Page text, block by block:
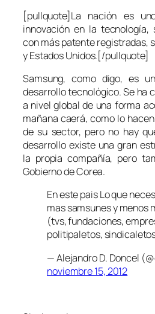
[pullquote]La nación es
innovación en la
con más patente registradas,
y Estados Unidos.[/pullquote]
Samsung, como digo, es
desarrollo tecnológico. Se ha
a nivel global de una forma
mañana caerá, como lo
de su sector, pero no hay
desarrollo existe una gran
la propia compañía, pero
Gobierno de Corea.
En este pais Lo que
mas samsunes y menos
(tvs, fundaciones,
politipaletos,
— Alejandro D. Doncel
noviembre 15, 2012